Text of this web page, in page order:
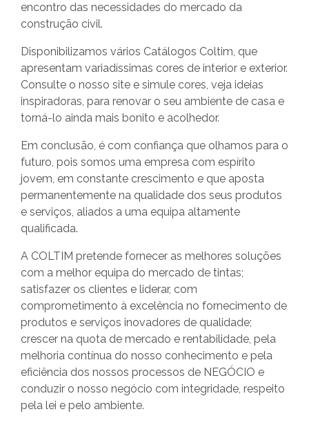
encontro das necessidades do mercado da
construção civil.
Disponibilizamos vários Catálogos Coltim, que
apresentam variadíssimas cores de interior e exterior.
Consulte o nosso site e simule cores, veja ideias
inspiradoras, para renovar o seu ambiente de casa e
torná-lo ainda mais bonito e acolhedor.
Em conclusão, é com confiança que olhamos para o
futuro, pois somos uma empresa com espírito
jovem, em constante crescimento e que aposta
permanentemente na qualidade dos seus produtos
e serviços, aliados a uma equipa altamente
qualificada.
A COLTIM pretende fornecer as melhores soluções
com a melhor equipa do mercado de tintas;
satisfazer os clientes e liderar, com
comprometimento à excelência no fornecimento de
produtos e serviços inovadores de qualidade;
crescer na quota de mercado e rentabilidade, pela
melhoria contínua do nosso conhecimento e pela
eficiência dos nossos processos de NEGÓCIO e
conduzir o nosso negócio com integridade, respeito
pela lei e pelo ambiente.